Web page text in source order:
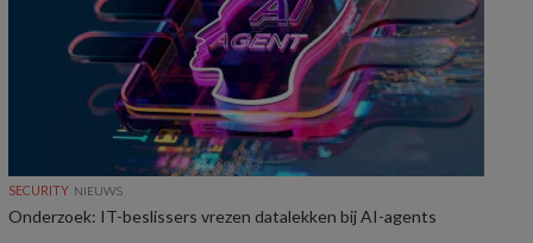
SECURITY NIEUWS
Onderzoek: IT-beslissers vrezen datalekken bij AI-agents